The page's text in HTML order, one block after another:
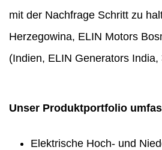
mit der Nachfrage Schritt zu
Herzegowina, ELIN Motors
(Indien, ELIN Generators
Unser Produktportfolio
Elektrische Hoch- und